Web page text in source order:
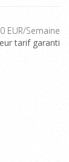
EUR/Semaine
tarif garanti